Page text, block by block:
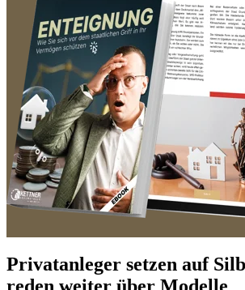
Privatanleger setzen auf